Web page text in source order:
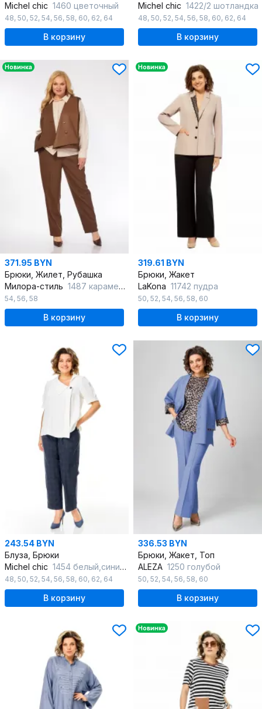
Michel chic 1460 цветочный
48, 50, 52, 54, 56, 58, 60, 62, 64
В корзину
Michel chic 1422/2 шотландка
48, 50, 52, 54, 56, 58, 60, 62, 64
В корзину
Новинка
371.95 BYN
Брюки, Жилет, Рубашка
Милора-стиль 1487 карамель+молочный_шоколад
54, 56, 58
В корзину
Новинка
319.61 BYN
Брюки, Жакет
LaKona 11742 пудра
50, 52, 54, 56, 58, 60
В корзину
243.54 BYN
Блуза, Брюки
Michel chic 1454 белый,синий_гленчек
48, 50, 52, 54, 56, 58, 60, 62, 64
В корзину
336.53 BYN
Брюки, Жакет, Топ
ALEZA 1250 голубой
50, 52, 54, 56, 58, 60
В корзину
Новинка